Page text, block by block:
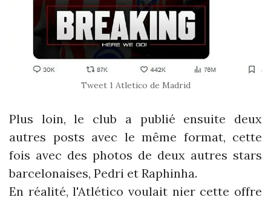
Tweet 1 Atletico de Madrid
Plus loin, le club a publié ensuite deux
autres posts avec le même format, cette
fois avec des photos de deux autres stars
barcelonaises, Pedri et Raphinha.
En réalité, l'Atlético voulait nier cette offre